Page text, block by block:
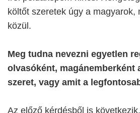
költőt szeretek úgy a magyarok,
közül.
Meg tudna nevezni egyetlen
olvasóként, magánemberként
szeret, vagy amit a
Az előző kérdésből is